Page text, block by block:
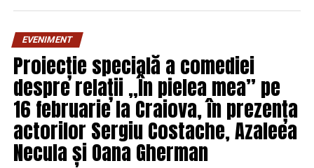
EVENIMENT
Proiecție specială a comediei
despre relații „În pielea mea” pe
16 februarie la Craiova, în prezența
actorilor Sergiu Costache, Azaleea
Necula și Oana Gherman